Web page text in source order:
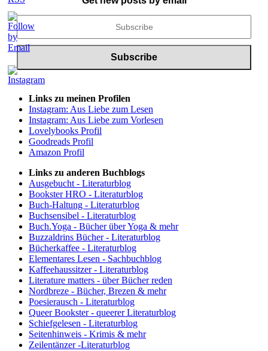
Links zu meinen Profilen
Instagram: Aus Liebe zum Lesen
Instagram: Aus Liebe zum Vorlesen
Lovelybooks Profil
Goodreads Profil
Amazon Profil
Links zu anderen Buchblogs
Ausgebucht - Literaturblog
Bookster HRO - Literaturblog
Buch-Haltung - Literaturblog
Buchsensibel - Literaturblog
Buch.Yoga - Bücher über Yoga & mehr
Buzzaldrins Bücher - Literaturblog
Bücherkaffee - Literaturblog
Elementares Lesen - Sachbuchblog
Kaffeehaussitzer - Literaturblog
Literature matters - über Bücher reden
Nordbreze - Bücher, Brezen & mehr
Poesierausch - Literaturblog
Queer Bookster - queerer Literaturblog
Schiefgelesen - Literaturblog
Seitenhinweis - Krimis & mehr
Zeilentänzer -Literaturblog